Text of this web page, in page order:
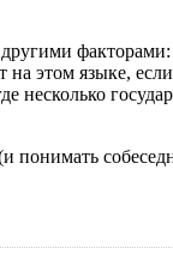
другими
этом языке,
несколько
понимать